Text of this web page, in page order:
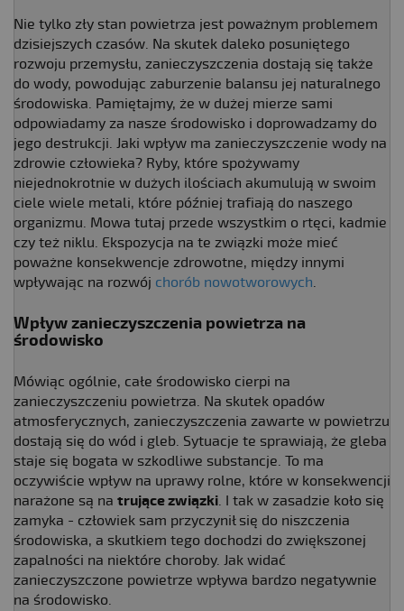
Nie tylko zły stan powietrza jest poważnym problemem
dzisiejszych czasów. Na skutek daleko posuniętego
rozwoju przemysłu, zanieczyszczenia dostają się także
do wody, powodując zaburzenie balansu jej naturalnego
środowiska. Pamiętajmy, że w dużej mierze sami
odpowiadamy za nasze środowisko i doprowadzamy do
jego destrukcji. Jaki wpływ ma zanieczyszczenie wody na
zdrowie człowieka? Ryby, które spożywamy
niejednokrotnie w dużych ilościach akumulują w swoim
ciele wiele metali, które później trafiają do naszego
organizmu. Mowa tutaj przede wszystkim o rtęci, kadmie
czy też niklu. Ekspozycja na te związki może mieć
poważne konsekwencje zdrowotne, między innymi
wpływając na rozwój chorób nowotworowych.
Wpływ zanieczyszczenia powietrza na
środowisko
Mówiąc ogólnie, całe środowisko cierpi na
zanieczyszczeniu powietrza. Na skutek opadów
atmosferycznych, zanieczyszczenia zawarte w powietrzu
dostają się do wód i gleb. Sytuacje te sprawiają, że gleba
staje się bogata w szkodliwe substancje. To ma
oczywiście wpływ na uprawy rolne, które w konsekwencji
narażone są na trujące związki. I tak w zasadzie koło się
zamyka - człowiek sam przyczynił się do niszczenia
środowiska, a skutkiem tego dochodzi do zwiększonej
zapalności na niektóre choroby. Jak widać
zanieczyszczone powietrze wpływa bardzo negatywnie
na środowisko.